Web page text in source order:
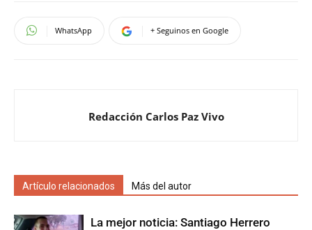
WhatsApp + Seguinos en Google
Redacción Carlos Paz Vivo
Artículo relacionados Más del autor
La mejor noticia: Santiago Herrero